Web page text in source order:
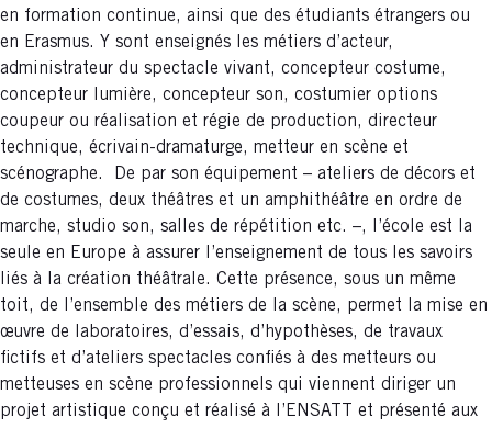
en formation continue, ainsi que des étudiants étrangers ou
en Erasmus. Y sont enseignés les métiers d’acteur,
administrateur du spectacle vivant, concepteur costume,
concepteur lumière, concepteur son, costumier options
coupeur ou réalisation et régie de production, directeur
technique, écrivain-dramaturge, metteur en scène et
scénographe. De par son équipement – ateliers de décors et
de costumes, deux théâtres et un amphithéâtre en ordre de
marche, studio son, salles de répétition etc. –, l’école est la
seule en Europe à assurer l’enseignement de tous les savoirs
liés à la création théâtrale. Cette présence, sous un même
toit, de l’ensemble des métiers de la scène, permet la mise en
œuvre de laboratoires, d’essais, d’hypothèses, de travaux
fictifs et d’ateliers spectacles confiés à des metteurs ou
metteuses en scène professionnels qui viennent diriger un
projet artistique conçu et réalisé à l’ENSATT et présenté aux